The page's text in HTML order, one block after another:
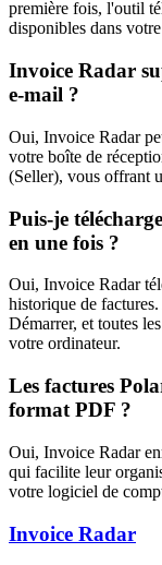
première fois, l'outil
disponibles dans
Invoice Radar
e-mail ?
Oui, Invoice Radar
votre boîte de
(Seller), vous offrant
Puis-je
en une fois ?
Oui, Invoice Radar
historique de
Démarrer, et toutes
votre ordinateur.
Les factures
format PDF ?
Oui, Invoice Radar
qui facilite leur
votre logiciel de
Invoice Radar